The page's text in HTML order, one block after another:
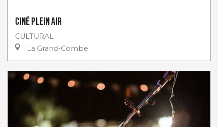
Ciné plein air
CULTURAL
La Grand-Combe